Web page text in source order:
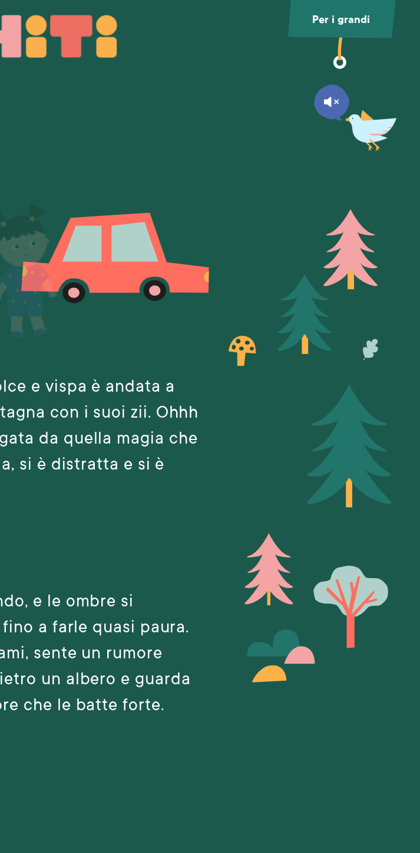
Ghiti
Per i grandi
e vispa è andata a
con i suoi zii. Ohhh
da quella magia che
si è distratta e si è
e le ombre si
a farle quasi paura.
sente un rumore
un albero e guarda
che le batte forte.